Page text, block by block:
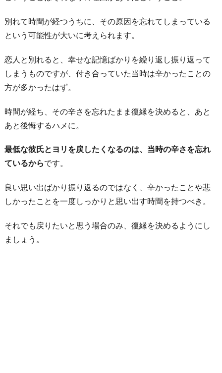
別れて時間が経つうちに、その原因を忘れてしまっている
という可能性が大いに考えられます。
恋人と別れると、幸せな記憶ばかりを繰り返し振り返って
しまうものですが、付き合っていた当時は辛かったことの
方が多かったはず。
時間が経ち、その辛さを忘れたまま復縁を決めると、あと
あと後悔するハメに。
最低な彼氏とヨリを戻したくなるのは、当時の辛さを忘れ
ているからです。
良い思い出ばかり振り返るのではなく、辛かったことや悲
しかったことを一度しっかりと思い出す時間を持つべき。
それでも戻りたいと思う場合のみ、復縁を決めるようにし
ましょう。